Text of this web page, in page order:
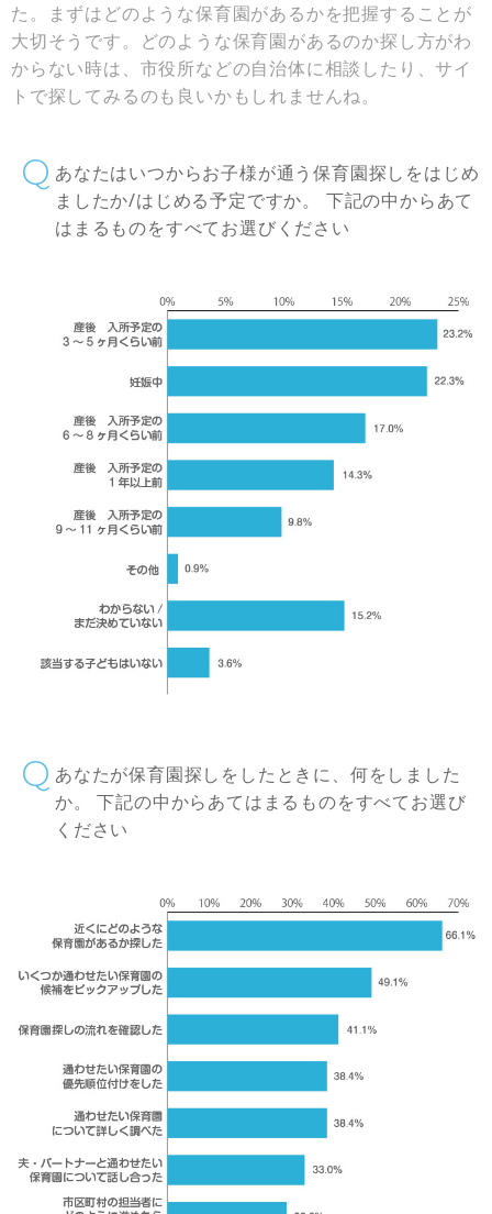
た。まずはどのような保育園があるかを把握することが
大切そうです。どのような保育園があるのか探し方がわ
からない時は、市役所などの自治体に相談したり、サイ
トで探してみるのも良いかもしれませんね。
あなたはいつからお子様が通う保育園探しをはじめ
ましたか/はじめる予定ですか。 下記の中からあて
はまるものをすべてお選びください
あなたが保育園探しをしたときに、何をしました
か。 下記の中からあてはまるものをすべてお選び
ください